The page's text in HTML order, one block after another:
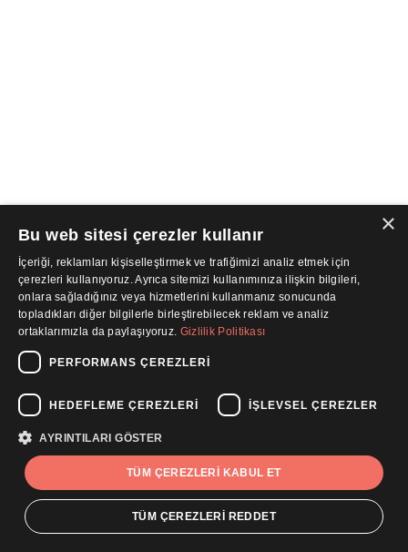
×
Bu web sitesi çerezler kullanır
İçeriği, reklamları kişiselleştirmek ve trafiğimizi analiz etmek için
çerezleri kullanıyoruz. Ayrıca sitemizi kullanımınıza ilişkin bilgileri,
onlara sağladığınız veya hizmetlerini kullanmanız sonucunda
topladıkları diğer bilgilerle birleştirebilecek reklam ve analiz
ortaklarımızla da paylaşıyoruz. Gizlilik Politikası
PERFORMANS ÇEREZLERI
HEDEFLEME ÇEREZLERI İŞLEVSEL ÇEREZLER
AYRINTILARI GÖSTER
TÜM ÇEREZLERI KABUL ET
TÜM ÇEREZLERI REDDET